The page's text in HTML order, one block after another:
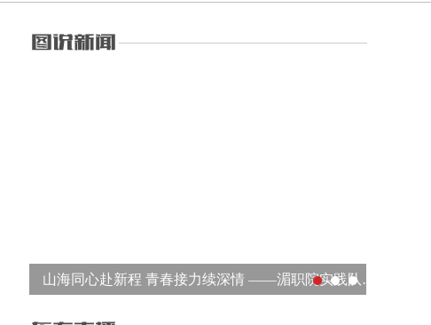
山海同心赴新程 青春接力续深情 ——湄职院实践队千里赴宁夏多维开展活动走好新时代长征路